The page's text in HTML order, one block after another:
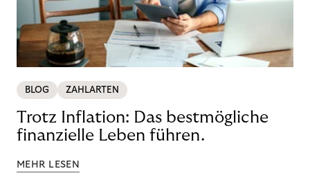
BLOG ZAHLARTEN
Trotz Inflation: Das bestmögliche
finanzielle Leben führen.
MEHR LESEN